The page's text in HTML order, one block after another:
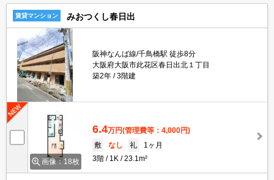
賃貸マンション みおつくし春日出
阪神なんば線/千鳥橋駅 徒歩8分
大阪府大阪市此花区春日出北１丁目
築2年
3階建
画像：18枚
6.4万円(管理費等：4,000円)
敷
なし 礼
1ヶ月
3階
1K 23.1m²